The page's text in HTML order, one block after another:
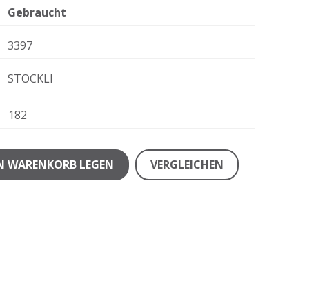
Gebraucht
3397
STOCKLI
182
WARENKORB LEGEN VERGLEICHEN